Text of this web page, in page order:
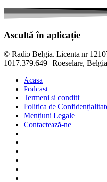
Ascultă în aplicație
© Radio Belgia. Licenta nr
1017.379.649 | Roeselare, Belgia
Acasa
Podcast
Termeni si conditii
Politica de
Mențiuni Legale
Contactează-ne